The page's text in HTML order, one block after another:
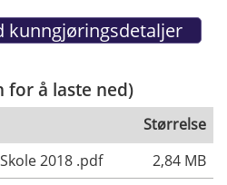
for å laste ned)
Størrelse
2018 .pdf
2,84 MB